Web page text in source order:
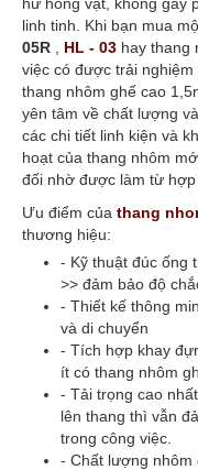
linh tinh. Khi bạn mua
05R
HL - 03 hay thang
việc có được trải
thang nhôm ghế cao
yên tâm về chất lượng
các chi tiết linh kiện và
hoạt của thang nhôm
đối nhờ được làm từ hợp
Ưu điểm của thang
thương hiệu:
- Kỹ thuật đúc ống
>> đảm bảo độ
- Thiết kế thông
và di chuyển
- Tích hợp khay
ít có thang nhôm
- Tải trọng cao
lên thang thì vẫn
trong công việc.
- Chất lượng nhôm